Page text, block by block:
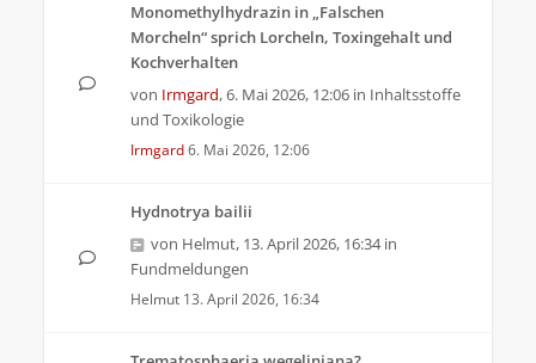
Monomethylhydrazin in „Falschen
Morcheln“ sprich Lorcheln, Toxingehalt und
Kochverhalten
von Irmgard,6. Mai 2026, 12:06 in Inhaltsstoffe
und Toxikologie
Irmgard6. Mai 2026, 12:06
Hydnotrya bailii
von Helmut, 13. April 2026, 16:34in
Fundmeldungen
Helmut 13. April 2026, 16:34